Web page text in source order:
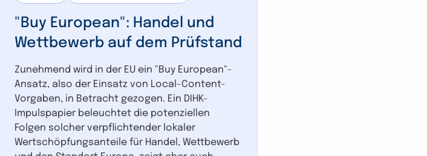
"Buy European": Handel und
Wettbewerb auf dem Prüfstand
Zunehmend wird in der EU ein "Buy European"-
Ansatz, also der Einsatz von Local-Content-
Vorgaben, in Betracht gezogen. Ein DIHK-
Impulspapier beleuchtet die potenziellen
Folgen solcher verpflichtender lokaler
Wertschöpfungsanteile für Handel, Wettbewerb